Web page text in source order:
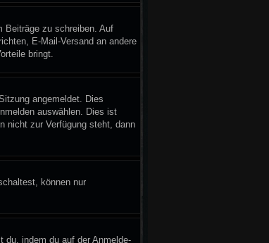
Beiträge zu schreiben. Auf
E-Mail-Versand an andere
bringt.
angemeldet. Dies
auswählen. Dies ist
nicht zur Verfügung steht, dann
können nur
indem du auf der Anmelde-